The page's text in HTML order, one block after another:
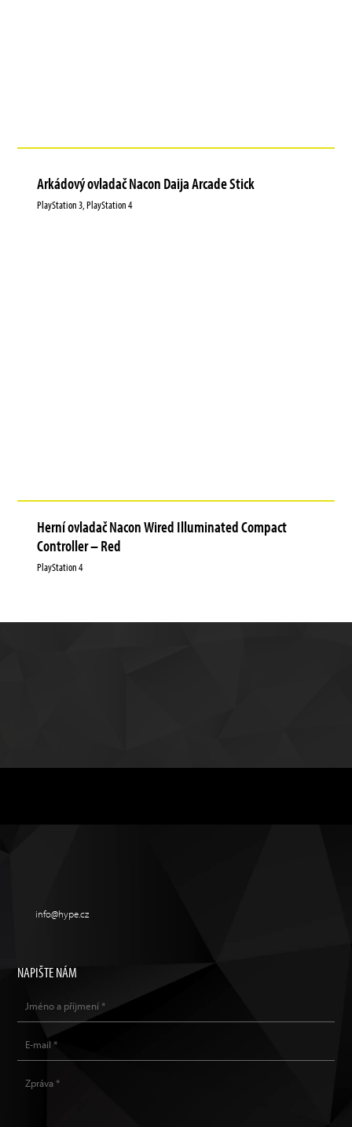
Arkádový ovladač Nacon Daija Arcade Stick
PlayStation 3, PlayStation 4
Herní ovladač Nacon Wired Illuminated Compact
Controller – Red
PlayStation 4
info@hype.cz
NAPIŠTE NÁM